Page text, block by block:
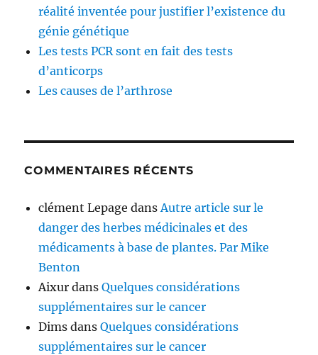
réalité inventée pour justifier l’existence du
génie génétique
Les tests PCR sont en fait des tests
d’anticorps
Les causes de l’arthrose
COMMENTAIRES RÉCENTS
clément Lepage dansAutre article sur le
danger des herbes médicinales et des
médicaments à base de plantes. Par Mike
Benton
Aixur dansQuelques considérations
supplémentaires sur le cancer
Dims dansQuelques considérations
supplémentaires sur le cancer